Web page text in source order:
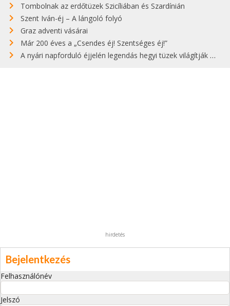
Tombolnak az erdőtüzek Szicíliában és Szardínián
Szent Iván-éj – A lángoló folyó
Graz adventi vásárai
Már 200 éves a „Csendes éj! Szentséges éj!”
A nyári napforduló éjjelén legendás hegyi tüzek világítják meg Zugspitzét
hirdetés
Bejelentkezés
Felhasználónév
Jelszó